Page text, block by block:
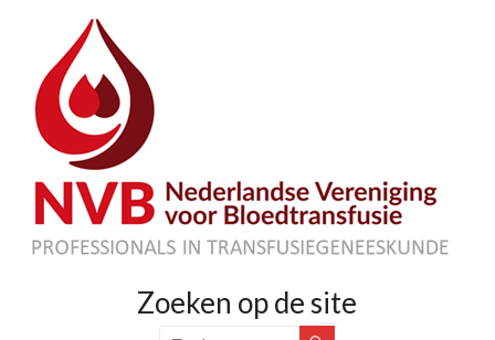
Zoeken op de site